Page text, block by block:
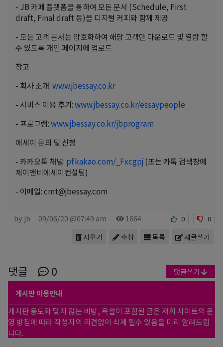
- JB 카페 플랫폼을 통하여 모든 문서 (Schedule, First
draft, Final draft 등)을 디지털 커피와 함께 제공
- 모든 고객 문서는 암호화하여 해당 고객만 다운로드 및 열람 할
수 있도록 개인 페이지에 업로드
참고
- 회사 소개:www.jbessay.co.kr
- 서비스 이용 후기:www.jbessay.co.kr/essaypeople
- 프로그램:www.jbessay.co.kr/jbprogram
에세이 문의 및 신청
- 카카오톡 채널: pf.kakao.com/_Fxcgpj (또는 카톡 검색창에
제이앤비에세이컨설팅)
- 이메일: cmt@jbessay.com
by jb 09/06/20 @07:49 am 1664 0 0
새글쓰기
목록
수정
지우기
댓글 0 댓글쓰기
게시판 이용안내
게시판 용도와 맞지 않는 비방, 욕설이 포함된 글은 저희 사이트의 운
영 방침에 따라 작성자의 의견없이 삭제 될수 있음을 미리 알려드립
니다.